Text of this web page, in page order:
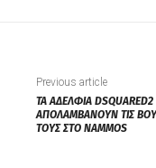
Previous article
ΤΑ ΑΔΕΛΦΙΑ DSQUARED2
ΑΠΟΛΑΜΒΑΝΟΥΝ ΤΙΣ
ΤΟΥΣ ΣΤΟ NAMMOS